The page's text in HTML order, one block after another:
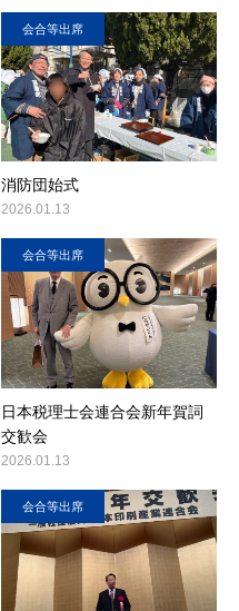
会合等出席
消防団始式
2026.01.13
会合等出席
日本税理士会連合会新年賀詞
交歓会
2026.01.13
会合等出席